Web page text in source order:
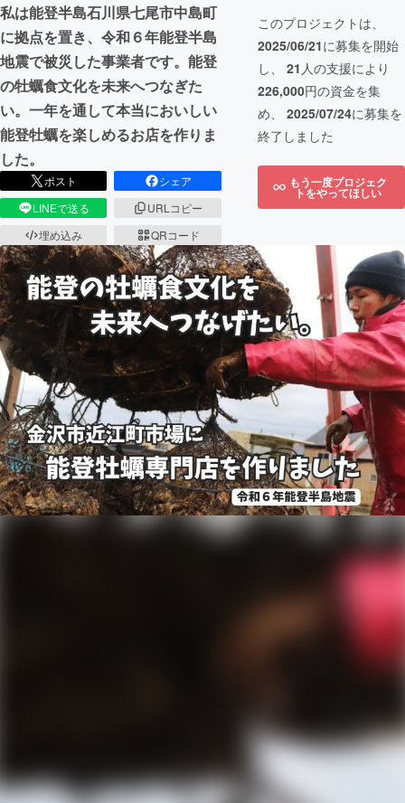
私は能登半島石川県七尾市中島町
に拠点を置き、令和６年能登半島
地震で被災した事業者です。能登
の牡蠣食文化を未来へつなぎた
い。一年を通して本当においしい
能登牡蠣を楽しめるお店を作りま
した。
ポスト
シェア
LINEで送る
URLコピー
埋め込み
QRコード
このプロジェクトは、
2025/06/21に募集を開始
し、 21 人の支援により
226,000円の資金を集
め、 2025/07/24に募集を
終了しました
もう一度プロジェク
トをやってほしい